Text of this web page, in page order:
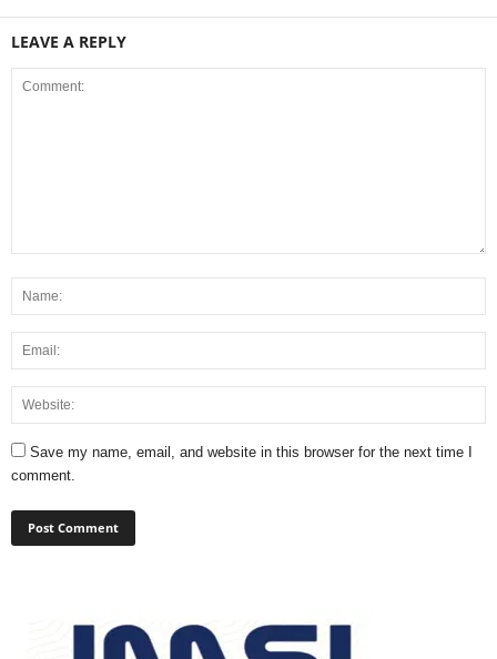
LEAVE A REPLY
Save my name, email, and website in this browser for the next time I
comment.